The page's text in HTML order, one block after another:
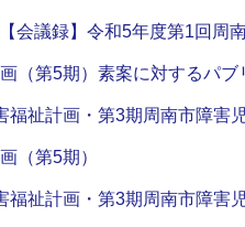
会議録】令和5年度第1回周
（第5期）素案に対するパ
福祉計画・第3期周南市障害
（第5期）
福祉計画・第3期周南市障害